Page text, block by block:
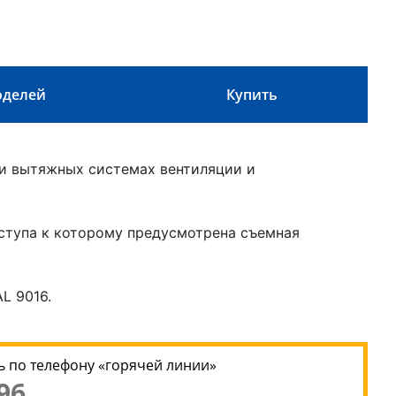
Купить
вытяжных системах вентиляции и
к которому предусмотрена съемная
9016.
телефону «горячей линии»